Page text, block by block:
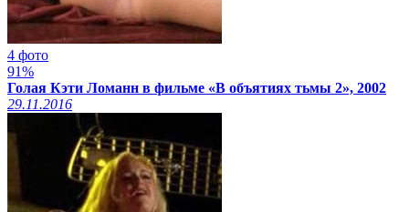
4 фото
91%
Голая Кэти Ломанн в фильме «В объятиях тьмы 2», 2002
29.11.2016